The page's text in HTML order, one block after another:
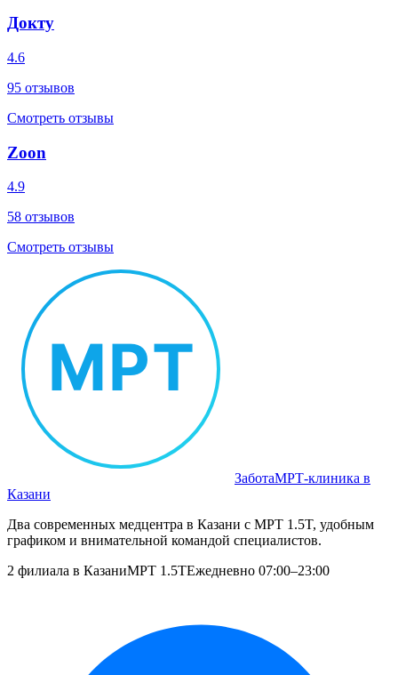
Докту
4.6
95 отзывов
Смотреть отзывы
Zoon
4.9
58 отзывов
Смотреть отзывы
ЗаботаМРТ‑клиника в
Казани
Два современных медцентра в Казани с МРТ 1.5T, удобным
графиком и внимательной командой специалистов.
2 филиала в КазаниМРТ 1.5TЕжедневно 07:00–23:00